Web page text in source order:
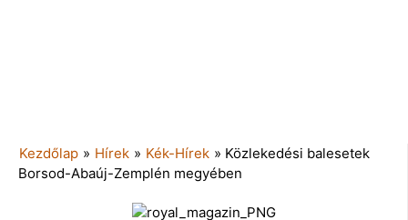
Kezdőlap » Hírek » Kék-Hírek » Közlekedési balesetek
Borsod-Abaúj-Zemplén megyében